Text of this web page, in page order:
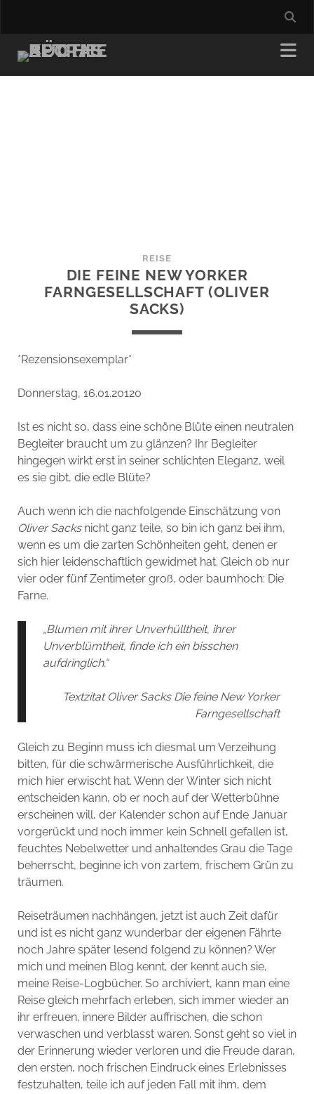
REISE
DIE FEINE NEW YORKER
FARNGESELLSCHAFT (OLIVER
SACKS)
*Rezensionsexemplar*
Donnerstag, 16.01.20120
Ist es nicht so, dass eine schöne Blüte einen neutralen
Begleiter braucht um zu glänzen? Ihr Begleiter
hingegen wirkt erst in seiner schlichten Eleganz, weil
es sie gibt, die edle Blüte?
Auch wenn ich die nachfolgende Einschätzung von
Oliver Sacksnicht ganz teile, so bin ich ganz bei ihm,
wenn es um die zarten Schönheiten geht, denen er
sich hier leidenschaftlich gewidmet hat. Gleich ob nur
vier oder fünf Zentimeter groß, oder baumhoch: Die
Farne.
„Blumen mit ihrer Unverhülltheit, ihrer
Unverblümtheit, finde ich ein bisschen
aufdringlich.“
Textzitat Oliver Sacks Die feine New Yorker
Farngesellschaft
Gleich zu Beginn muss ich diesmal um Verzeihung
bitten, für die schwärmerische Ausführlichkeit, die
mich hier erwischt hat. Wenn der Winter sich nicht
entscheiden kann, ob er noch auf der Wetterbühne
erscheinen will, der Kalender schon auf Ende Januar
vorgerückt und noch immer kein Schnell gefallen ist,
feuchtes Nebelwetter und anhaltendes Grau die Tage
beherrscht, beginne ich von zartem, frischem Grün zu
träumen.
Reiseträumen nachhängen, jetzt ist auch Zeit dafür
und ist es nicht ganz wunderbar der eigenen Fährte
noch Jahre später lesend folgend zu können? Wer
mich und meinen Blog kennt, der kennt auch sie,
meine Reise-Logbücher. So archiviert, kann man eine
Reise gleich mehrfach erleben, sich immer wieder an
ihr erfreuen, innere Bilder auffrischen, die schon
verwaschen und verblasst waren. Sonst geht so viel in
der Erinnerung wieder verloren und die Freude daran,
den ersten, noch frischen Eindruck eines Erlebnisses
festzuhalten, teile ich auf jeden Fall mit ihm, dem